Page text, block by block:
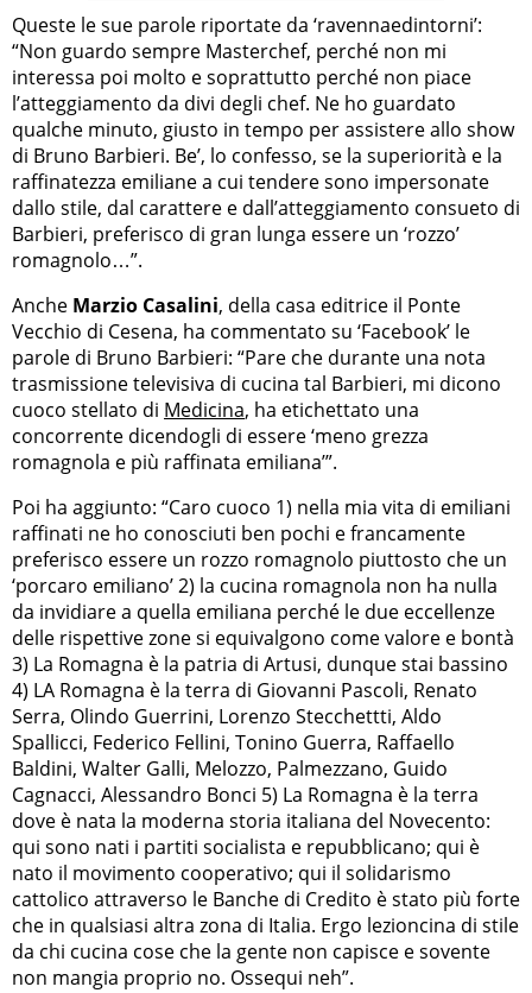
Queste le sue parole riportate da ‘ravennaedintorni’:
“Non guardo sempre Masterchef, perché non mi
interessa poi molto e soprattutto perché non piace
l’atteggiamento da divi degli chef. Ne ho guardato
qualche minuto, giusto in tempo per assistere allo show
di Bruno Barbieri. Be’, lo confesso, se la superiorità e la
raffinatezza emiliane a cui tendere sono impersonate
dallo stile, dal carattere e dall’atteggiamento consueto di
Barbieri, preferisco di gran lunga essere un ‘rozzo’
romagnolo…”.
Anche Marzio Casalini, della casa editrice il Ponte
Vecchio di Cesena, ha commentato su ‘Facebook’ le
parole di Bruno Barbieri: “Pare che durante una nota
trasmissione televisiva di cucina tal Barbieri, mi dicono
cuoco stellato di Medicina, ha etichettato una
concorrente dicendogli di essere ‘meno grezza
romagnola e più raffinata emiliana’”.
Poi ha aggiunto: “Caro cuoco 1) nella mia vita di emiliani
raffinati ne ho conosciuti ben pochi e francamente
preferisco essere un rozzo romagnolo piuttosto che un
‘porcaro emiliano’ 2) la cucina romagnola non ha nulla
da invidiare a quella emiliana perché le due eccellenze
delle rispettive zone si equivalgono come valore e bontà
3) La Romagna è la patria di Artusi, dunque stai bassino
4) LA Romagna è la terra di Giovanni Pascoli, Renato
Serra, Olindo Guerrini, Lorenzo Stecchettti, Aldo
Spallicci, Federico Fellini, Tonino Guerra, Raffaello
Baldini, Walter Galli, Melozzo, Palmezzano, Guido
Cagnacci, Alessandro Bonci 5) La Romagna è la terra
dove è nata la moderna storia italiana del Novecento:
qui sono nati i partiti socialista e repubblicano; qui è
nato il movimento cooperativo; qui il solidarismo
cattolico attraverso le Banche di Credito è stato più forte
che in qualsiasi altra zona di Italia. Ergo lezioncina di stile
da chi cucina cose che la gente non capisce e sovente
non mangia proprio no. Ossequi neh”.